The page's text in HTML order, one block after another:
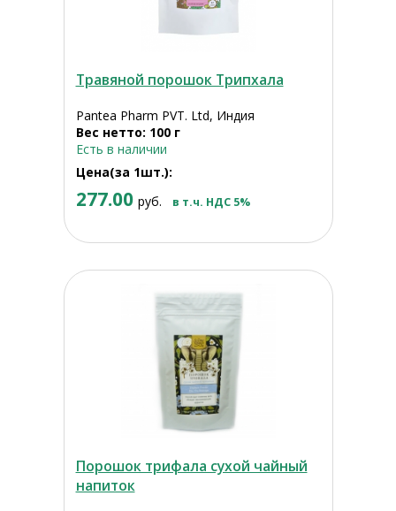
Травяной порошок Трипхала
Pantea Pharm PVT. Ltd, Индия
Вес нетто: 100 г
Есть в наличии
Цена(за 1шт.):
277.00 руб. в т.ч. НДС 5%
Порошок трифала сухой чайный
напиток